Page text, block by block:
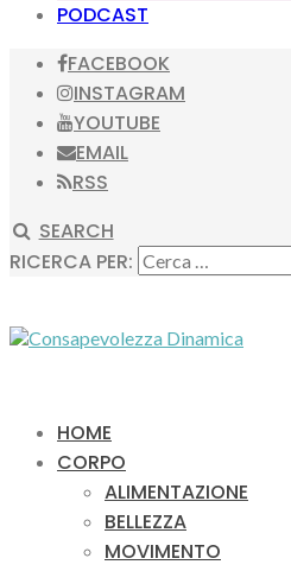
PODCAST
FACEBOOK
INSTAGRAM
YOUTUBE
EMAIL
RSS
SEARCH
RICERCA PER:
HOME
CORPO
ALIMENTAZIONE
BELLEZZA
MOVIMENTO